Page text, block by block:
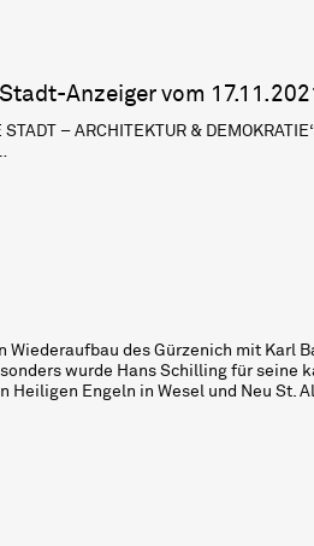
Anzeiger vom
– ARCHITEKTUR &
des Gürzenich mit Karl
wurde Hans Schilling für
Engeln in Wesel und Neu St.